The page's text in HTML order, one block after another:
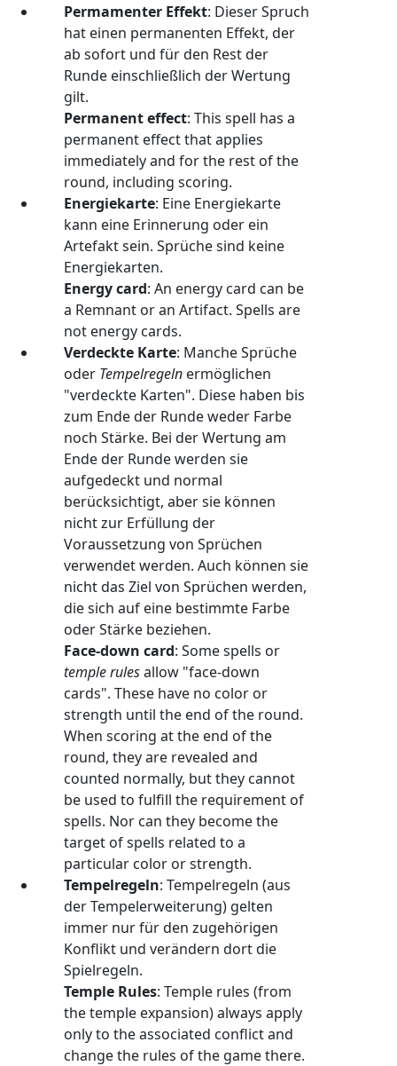
Permamenter Effekt: Dieser Spruch
hat einen permanenten Effekt, der
ab sofort und für den Rest der
Runde einschließlich der Wertung
gilt.
Permanent effect: This spell has a
permanent effect that applies
immediately and for the rest of the
round, including scoring.
Energiekarte: Eine Energiekarte
kann eine Erinnerung oder ein
Artefakt sein. Sprüche sind keine
Energiekarten.
Energy card: An energy card can be
a Remnant or an Artifact. Spells are
not energy cards.
Verdeckte Karte: Manche Sprüche
oder Tempelregeln ermöglichen
"verdeckte Karten". Diese haben bis
zum Ende der Runde weder Farbe
noch Stärke. Bei der Wertung am
Ende der Runde werden sie
aufgedeckt und normal
berücksichtigt, aber sie können
nicht zur Erfüllung der
Voraussetzung von Sprüchen
verwendet werden. Auch können sie
nicht das Ziel von Sprüchen werden,
die sich auf eine bestimmte Farbe
oder Stärke beziehen.
Face-down card: Some spells or
temple rulesallow "face-down
cards". These have no color or
strength until the end of the round.
When scoring at the end of the
round, they are revealed and
counted normally, but they cannot
be used to fulfill the requirement of
spells. Nor can they become the
target of spells related to a
particular color or strength.
Tempelregeln: Tempelregeln (aus
der Tempelerweiterung) gelten
immer nur für den zugehörigen
Konflikt und verändern dort die
Spielregeln.
Temple Rules: Temple rules (from
the temple expansion) always apply
only to the associated conflict and
change the rules of the game there.